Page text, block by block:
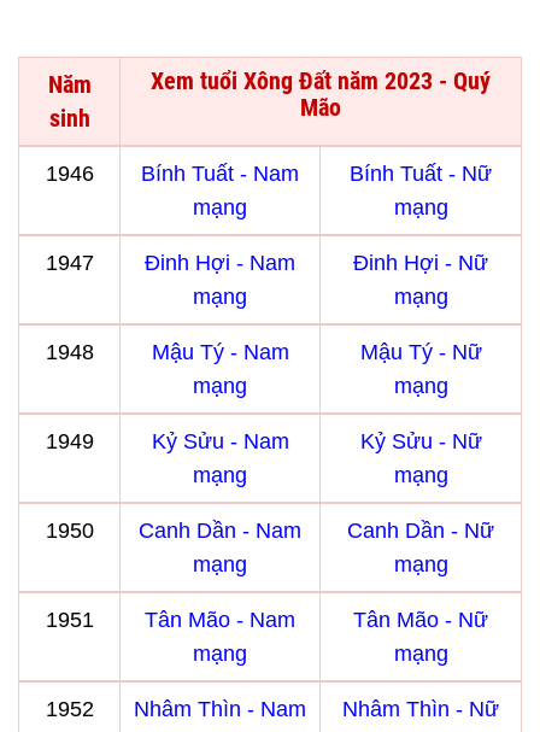
Năm
sinh
Xem tuổi Xông Đất năm 2023 - Quý
Mão
1946
Bính Tuất - Nam
mạng
Bính Tuất - Nữ
mạng
1947
Đinh Hợi - Nam
mạng
Đinh Hợi - Nữ
mạng
1948
Mậu Tý - Nam
mạng
Mậu Tý - Nữ
mạng
1949
Kỷ Sửu - Nam
mạng
Kỷ Sửu - Nữ
mạng
1950
Canh Dần - Nam
mạng
Canh Dần - Nữ
mạng
1951
Tân Mão - Nam
mạng
Tân Mão - Nữ
mạng
1952
Nhâm Thìn - Nam
Nhâm Thìn - Nữ